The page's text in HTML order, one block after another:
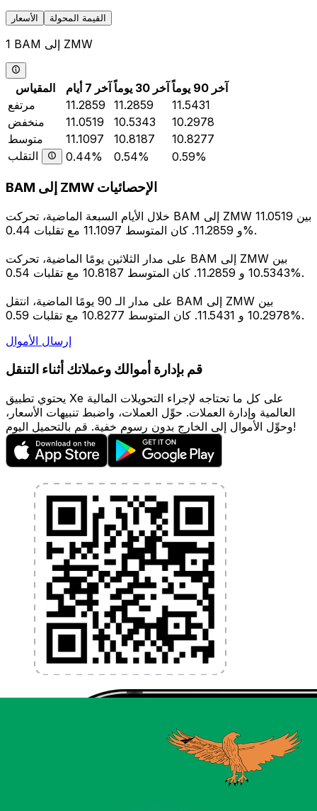
الأسعار القيمة المحولة
1 BAM إلى ZMW
المقياس آخر 7 أيام آخر 30 يوماً
آخر 90 يوماً
مرتفع
11.2859 11.2859
11.5431
منخفض
11.0519 10.5343
10.2978
متوسط
11.1097 10.8187
10.8277
التقلب
0.44% 0.54% 0.59%
BAM إلى ZMW الإحصائيات
خلال الأيام السبعة الماضية، تحركت BAM إلى ZMW بين 11.0519
و 11.2859. كان المتوسط 11.1097 مع تقلبات 0.44%.
على مدار الثلاثين يومًا الماضية، تحركت BAM إلى ZMW بين
10.5343 و 11.2859. كان المتوسط 10.8187 مع تقلبات 0.54%.
على مدار الـ 90 يومًا الماضية، انتقل BAM إلى ZMW بين
10.2978 و 11.5431. كان المتوسط 10.8277 مع تقلبات 0.59%.
إرسال الأموال
قم بإدارة أموالك وعملاتك أثناء التنقل
يحتوي تطبيق Xe على كل ما تحتاجه لإجراء التحويلات المالية
العالمية وإدارة العملات. حوِّل العملات، واضبط تنبيهات الأسعار،
وحوِّل الأموال إلى الخارج بدون رسوم خفية. قم بالتحميل اليوم!